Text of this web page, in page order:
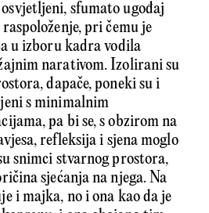
sfumato ugođaj
pri čemu je
u izboru kadra vodila
narativom. Izolirani su
dapače, poneki su i
s minimalnim
pa bi se, s obzirom na
refleksija i sjena moglo
snimci stvarnog prostora,
sjećanja na njega. Na
i majka, no i ona kao da je